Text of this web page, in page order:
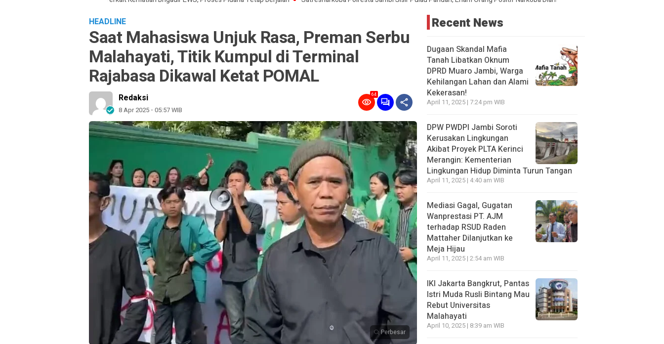
HEADLINE
Saat Mahasiswa Unjuk Rasa, Preman Serbu
Malahayati, Titik Kumpul di Terminal
Rajabasa Dikawal Ketat POMAL
Redaksi
8 Apr 2025 - 05:57 WIB
64
Perbesar
Recent News
Dugaan Skandal Mafia
Tanah Libatkan Oknum
DPRD Muaro Jambi, Warga
Kehilangan Lahan dan Alami
Kekerasan!
April 11, 2025 | 7:24 pm WIB
DPW PWDPI Jambi Soroti
Kerusakan Lingkungan
Akibat Proyek PLTA Kerinci
Merangin: Kementerian
Lingkungan Hidup Diminta Turun Tangan
April 11, 2025 | 4:40 am WIB
Mediasi Gagal, Gugatan
Wanprestasi PT. AJM
terhadap RSUD Raden
Mattaher Dilanjutkan ke
Meja Hijau
April 11, 2025 | 2:54 am WIB
IKI Jakarta Bangkrut, Pantas
Istri Muda Rusli Bintang Mau
Rebut Universitas
Malahayati
April 10, 2025 | 8:39 am WIB